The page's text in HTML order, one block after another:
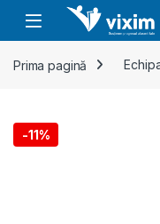
Skip to navigation
Skip to content
Prima pagină
-11%